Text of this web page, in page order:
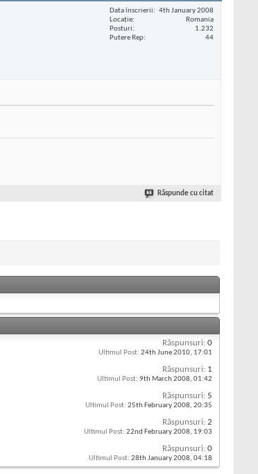
Data înscrierii
4th January 2008
Locaţie
Romania
Posturi
1.232
Putere Rep
44
Răspunde cu citat
Răspunsuri: 0
Ultimul Post: 24th June 2010, 17:01
Răspunsuri: 1
Ultimul Post: 9th March 2008, 01:42
Răspunsuri: 5
Ultimul Post: 25th February 2008, 20:35
Răspunsuri: 2
Ultimul Post: 22nd February 2008, 19:03
Răspunsuri: 0
Ultimul Post: 28th January 2008, 04:18